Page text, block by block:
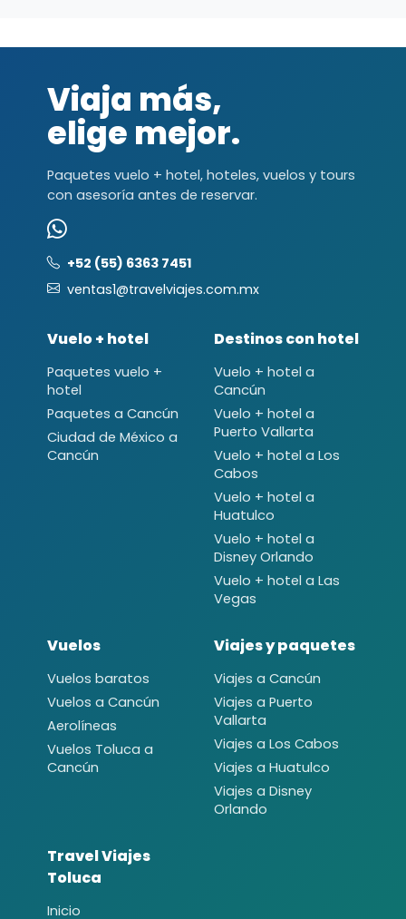
Viaja más,
elige mejor.
Paquetes vuelo + hotel, hoteles, vuelos y tours
con asesoría antes de reservar.
+52 (55) 6363 7451
ventas1@travelviajes.com.mx
Vuelo + hotel
Paquetes vuelo +
hotel
Paquetes a Cancún
Ciudad de México a
Cancún
Destinos con hotel
Vuelo + hotel a
Cancún
Vuelo + hotel a
Puerto Vallarta
Vuelo + hotel a Los
Cabos
Vuelo + hotel a
Huatulco
Vuelo + hotel a
Disney Orlando
Vuelo + hotel a Las
Vegas
Vuelos
Vuelos baratos
Vuelos a Cancún
Aerolíneas
Vuelos Toluca a
Cancún
Viajes y paquetes
Viajes a Cancún
Viajes a Puerto
Vallarta
Viajes a Los Cabos
Viajes a Huatulco
Viajes a Disney
Orlando
Travel Viajes
Toluca
Inicio